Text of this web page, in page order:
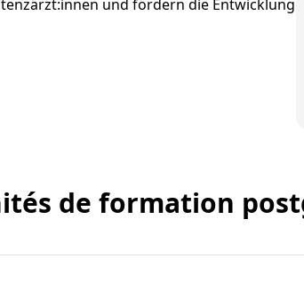
und fördern die Entwicklung
de formation